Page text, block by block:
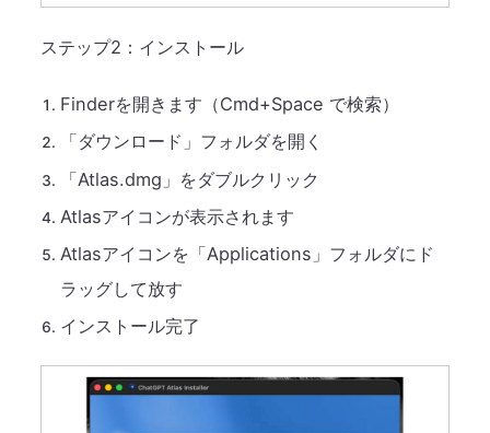
ステップ2：インストール
Finderを開きます（Cmd+Space で検索）
「ダウンロード」フォルダを開く
「Atlas.dmg」をダブルクリック
Atlasアイコンが表示されます
Atlasアイコンを「Applications」フォルダにド
ラッグして放す
インストール完了